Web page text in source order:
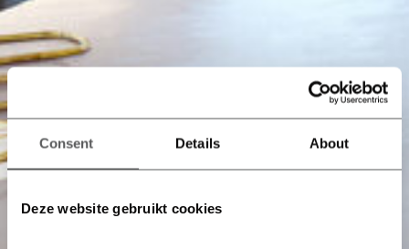
Consent Details About
Deze website gebruikt cookies